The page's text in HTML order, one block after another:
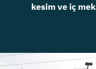
kesim ve iç